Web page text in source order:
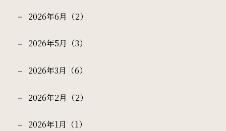
2026年6月（2）
2026年5月（3）
2026年3月（6）
2026年2月（2）
2026年1月（1）